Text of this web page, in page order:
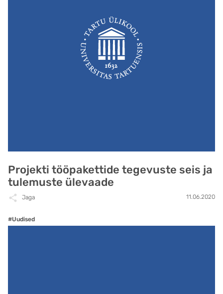
Projekti tööpakettide tegevuste seis ja
tulemuste ülevaade
Jaga 11.06.2020
#Uudised